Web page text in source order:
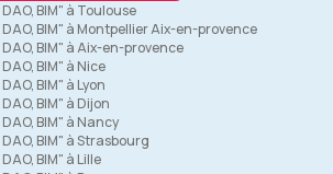
BIM" à Toulouse
BIM" à Montpellier Aix-en-provence
BIM" à Aix-en-provence
BIM" à Nice
BIM" à Lyon
BIM" à Dijon
BIM" à Nancy
BIM" à Strasbourg
BIM" à Lille